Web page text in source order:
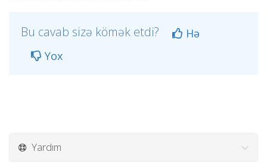
Bu cavab sizə kömək etdi?
Hə
Yox
Yardım